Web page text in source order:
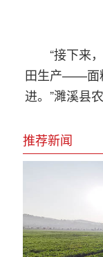
“接下来
田生产——面
进。”濉溪县
推荐新闻